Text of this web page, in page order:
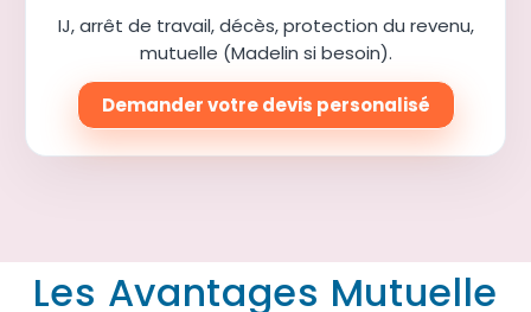
IJ, arrêt de travail, décès, protection du revenu,
mutuelle (Madelin si besoin).
Demander votre devis personalisé
Les Avantages Mutuelle